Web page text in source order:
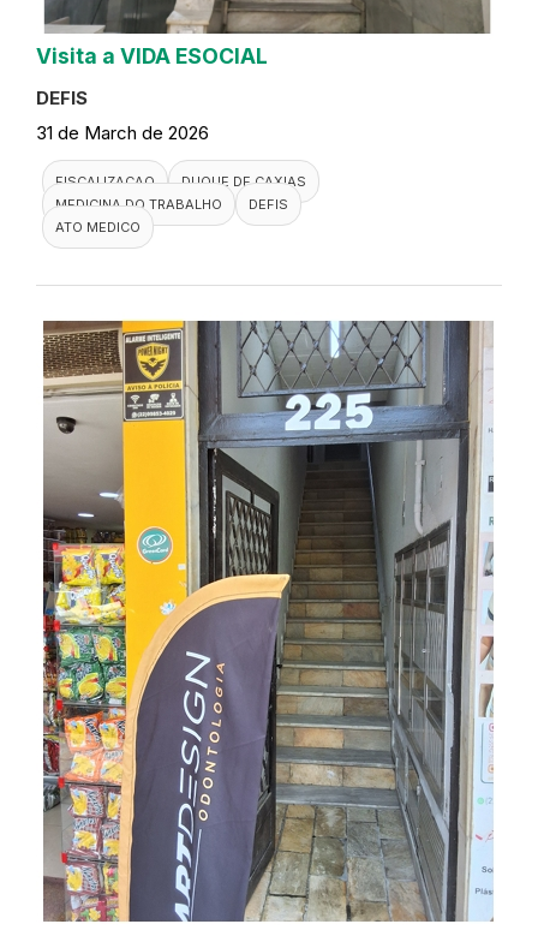
Visita a VIDA ESOCIAL
DEFIS
31 de March de 2026
FISCALIZACAO
DUQUE DE CAXIAS
MEDICINA DO TRABALHO
DEFIS
ATO MEDICO